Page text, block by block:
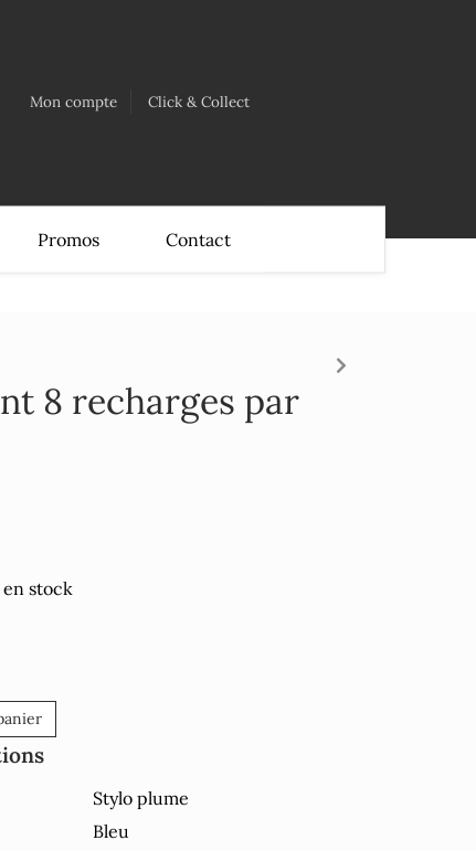
Mon compte Click & Collect
Promos Contact
8 recharges par
stock
Stylo plume
Bleu